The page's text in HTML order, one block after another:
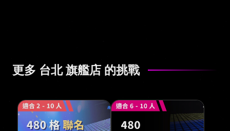
更多 台北 旗艦店 的挑戰